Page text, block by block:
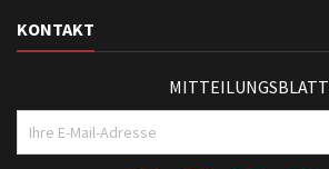
KONTAKT
MITTEILUNGSBLATT